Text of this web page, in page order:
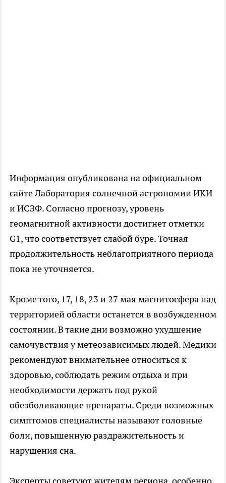
Информация опубликована на официальном
сайте Лаборатория солнечной астрономии ИКИ
и ИСЗФ. Согласно прогнозу, уровень
геомагнитной активности достигнет отметки
G1, что соответствует слабой буре. Точная
продолжительность неблагоприятного периода
пока не уточняется.
Кроме того, 17, 18, 23 и 27 мая магнитосфера над
территорией области останется в возбужденном
состоянии. В такие дни возможно ухудшение
самочувствия у метеозависимых людей. Медики
рекомендуют внимательнее относиться к
здоровью, соблюдать режим отдыха и при
необходимости держать под рукой
обезболивающие препараты. Среди возможных
симптомов специалисты называют головные
боли, повышенную раздражительность и
нарушения сна.
Эксперты советуют жителям региона, особенно